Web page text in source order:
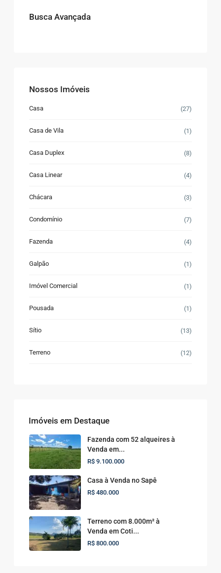
Busca Avançada
Nossos Imóveis
Casa (27)
Casa de Vila (1)
Casa Duplex (8)
Casa Linear (4)
Chácara (3)
Condomínio (7)
Fazenda (4)
Galpão (1)
Imóvel Comercial (1)
Pousada (1)
Sítio (13)
Terreno (12)
Imóveis em Destaque
Fazenda com 52 alqueires à
Venda em...
R$ 9.100.000
Casa à Venda no Sapê
R$ 480.000
Terreno com 8.000m² à
Venda em Coti...
R$ 800.000